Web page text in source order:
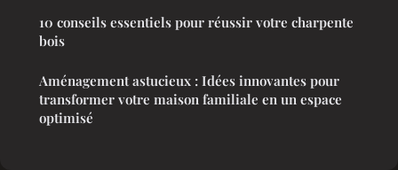
10 conseils essentiels pour réussir votre charpente
bois
Aménagement astucieux : Idées innovantes pour
transformer votre maison familiale en un espace
optimisé